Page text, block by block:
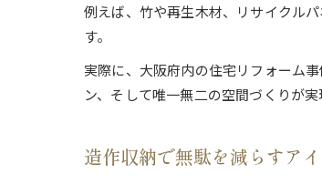
例えば、竹や再生木材、リサイクル
す。
実際に、大阪府内の住宅リフォーム
ン、そして唯一無二の空間づくりが実
造作収納で無駄を減らすア